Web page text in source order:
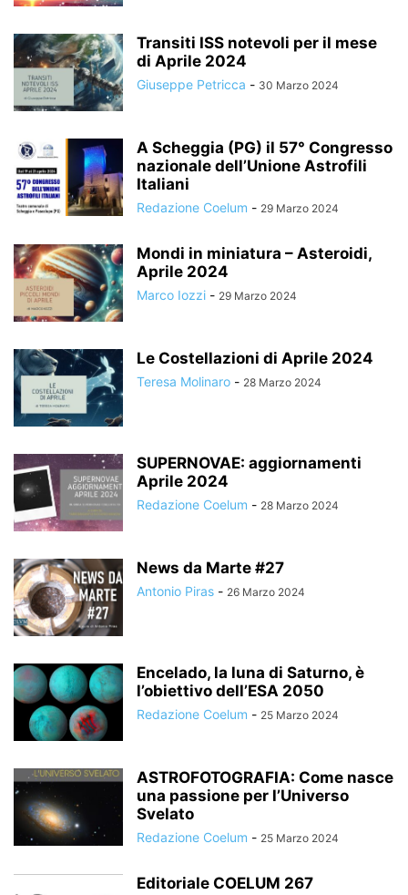
Transiti ISS notevoli per il mese
di Aprile 2024
Giuseppe Petricca - 30 Marzo 2024
A Scheggia (PG) il 57° Congresso
nazionale dell’Unione Astrofili
Italiani
Redazione Coelum - 29 Marzo 2024
Mondi in miniatura – Asteroidi,
Aprile 2024
Marco Iozzi - 29 Marzo 2024
Le Costellazioni di Aprile 2024
Teresa Molinaro - 28 Marzo 2024
SUPERNOVAE: aggiornamenti
Aprile 2024
Redazione Coelum - 28 Marzo 2024
News da Marte #27
Antonio Piras - 26 Marzo 2024
Encelado, la luna di Saturno, è
l’obiettivo dell’ESA 2050
Redazione Coelum - 25 Marzo 2024
ASTROFOTOGRAFIA: Come nasce
una passione per l’Universo
Svelato
Redazione Coelum - 25 Marzo 2024
Editoriale COELUM 267